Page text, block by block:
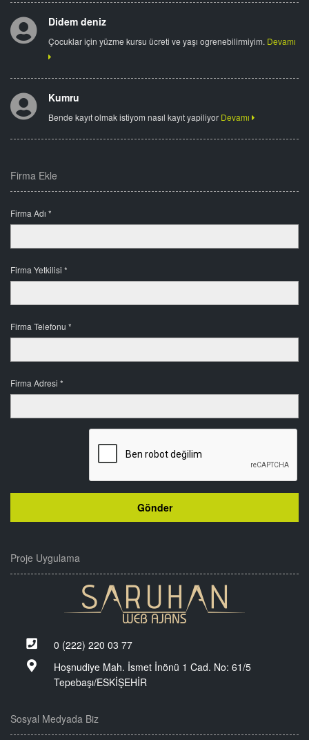
Didem deniz
Çocuklar için yüzme kursu ücreti ve yaşı ogrenebilirmiyim. Devamı
Kumru
Bende kayıt olmak istiyom nasıl kayıt yapiliyor Devamı
Firma Ekle
Firma Adı *
Firma Yetkilisi *
Firma Telefonu *
Firma Adresi *
Proje Uygulama
0 (222) 220 03 77
Hoşnudiye Mah. İsmet İnönü 1 Cad. No: 61/5
Tepebaşı/ESKİŞEHİR
Sosyal Medyada Biz